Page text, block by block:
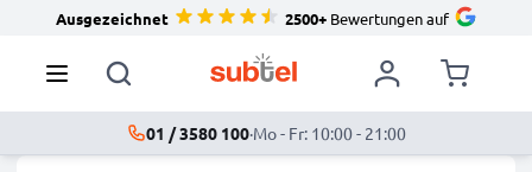
Ausgezeichnet 2500+Bewertungen auf
01 / 3580 100·Mo - Fr: 10:00 - 21:00